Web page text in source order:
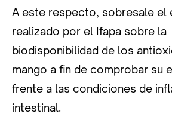
A este respecto, sobresale el
realizado por el Ifapa sobre la
biodisponibilidad de los
mango a fin de comprobar
frente a las condiciones de
intestinal.